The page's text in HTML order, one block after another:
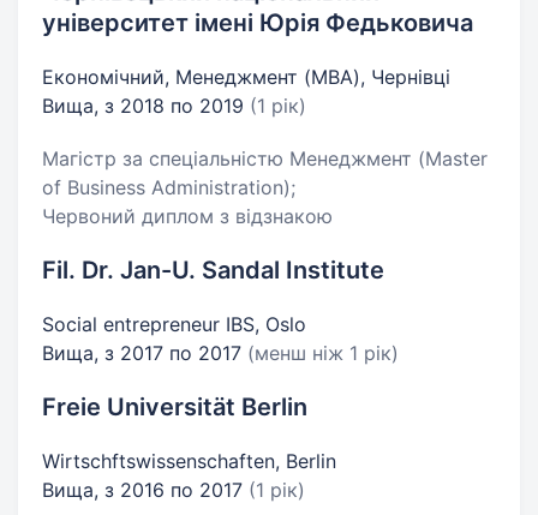
університет імені Юрія Федьковича
Економічний, Менеджмент (MBA), Чернівці
Вища, з 2018 по 2019 (1 рік)
Магістр за спеціальністю Менеджмент (Master
of Business Administration);
Червоний диплом з відзнакою
Fil. Dr. Jan-U. Sandal Institute
Social entrepreneur IBS, Oslo
Вища, з 2017 по 2017 (менш ніж 1 рік)
Freie Universität Berlin
Wirtschftswissenschaften, Berlin
Вища, з 2016 по 2017 (1 рік)